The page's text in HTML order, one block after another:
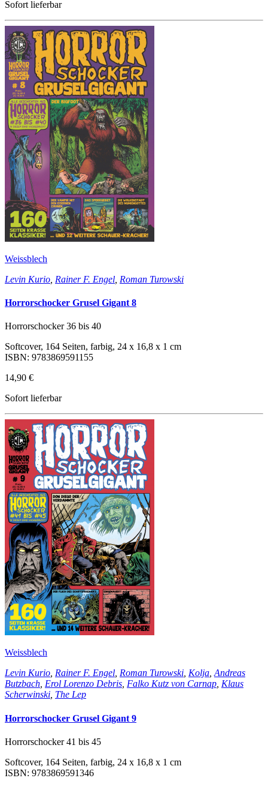
Sofort lieferbar
Weissblech
Levin Kurio Rainer F. Engel Roman Turowski
Horrorschocker Grusel Gigant 8
Horrorschocker 36 bis 40
Softcover, 164 Seiten, farbig, 24 x 16,8 x 1 cm
ISBN: 9783869591155
14,90 €
Sofort lieferbar
Weissblech
Levin Kurio Rainer F. Engel Roman Turowski Kolja Andreas
Butzbach Erol Lorenzo Debris Falko Kutz von Carnap Klaus
Scherwinski The Lep
Horrorschocker Grusel Gigant 9
Horrorschocker 41 bis 45
Softcover, 164 Seiten, farbig, 24 x 16,8 x 1 cm
ISBN: 9783869591346